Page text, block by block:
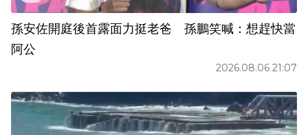
孫安佐開庭後首露面力挺老爸 孫鵬笑喊：想趕快當
阿公
2026.08.06 21:07